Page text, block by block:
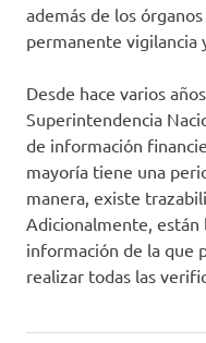
además de los
permanente vigilancia
Desde hace varios
Superintendencia
de información
mayoría tiene una
manera, existe
Adicionalmente, están
información de la que
realizar todas las